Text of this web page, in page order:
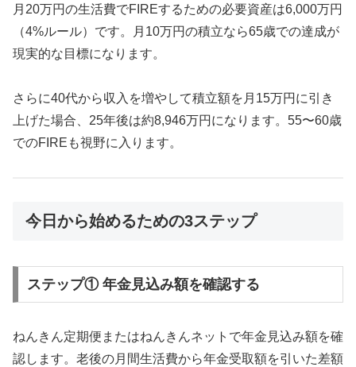
月20万円の生活費でFIREするための必要資産は6,000万円
（4%ルール）です。月10万円の積立なら65歳での達成が
現実的な目標になります。
さらに40代から収入を増やして積立額を月15万円に引き
上げた場合、25年後は約8,946万円になります。55〜60歳
でのFIREも視野に入ります。
今日から始めるための3ステップ
ステップ① 年金見込み額を確認する
ねんきん定期便またはねんきんネットで年金見込み額を確
認します。老後の月間生活費から年金受取額を引いた差額